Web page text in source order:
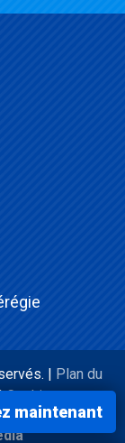
|
Plan du
Cookies
maintenant